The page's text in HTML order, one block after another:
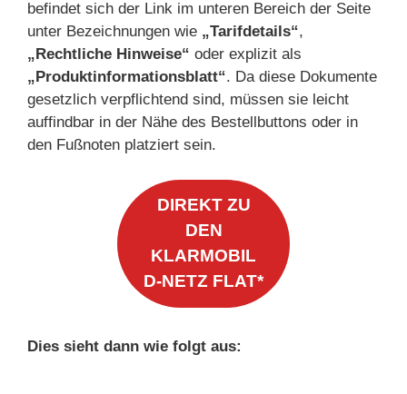
befindet sich der Link im unteren Bereich der Seite
unter Bezeichnungen wie „Tarifdetails“,
„Rechtliche Hinweise“ oder explizit als
„Produktinformationsblatt“. Da diese Dokumente
gesetzlich verpflichtend sind, müssen sie leicht
auffindbar in der Nähe des Bestellbuttons oder in
den Fußnoten platziert sein.
DIREKT ZU
DEN
KLARMOBIL
D-NETZ FLAT*
Dies sieht dann wie folgt aus: